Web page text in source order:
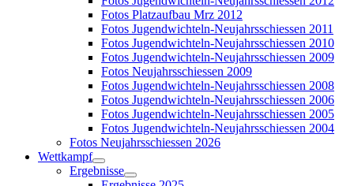
Fotos Platzaufbau Mrz 2012
Fotos Jugendwichteln-Neujahrsschiessen 2011
Fotos Jugendwichteln-Neujahrsschiessen 2010
Fotos Jugendwichteln-Neujahrsschiessen 2009
Fotos Neujahrsschiessen 2009
Fotos Jugendwichteln-Neujahrsschiessen 2008
Fotos Jugendwichteln-Neujahrsschiessen 2006
Fotos Jugendwichteln-Neujahrsschiessen 2005
Fotos Jugendwichteln-Neujahrsschiessen 2004
Fotos Neujahrsschiessen 2026
Wettkampf
Ergebnisse